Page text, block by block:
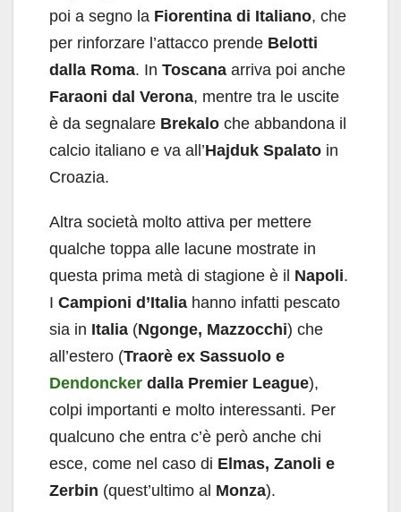
poi a segno la Fiorentina di Italiano, che
per rinforzare l’attacco prende Belotti
dalla Roma. In Toscana arriva poi anche
Faraoni dal Verona, mentre tra le uscite
è da segnalare Brekalo che abbandona il
calcio italiano e va all’Hajduk Spalato in
Croazia.
Altra società molto attiva per mettere
qualche toppa alle lacune mostrate in
questa prima metà di stagione è il Napoli.
I Campioni d’Italia hanno infatti pescato
sia in Italia (Ngonge, Mazzocchi) che
all’estero (Traorè ex Sassuolo e
Dendoncker dalla Premier League),
colpi importanti e molto interessanti. Per
qualcuno che entra c’è però anche chi
esce, come nel caso di Elmas, Zanoli e
Zerbin (quest’ultimo al Monza).